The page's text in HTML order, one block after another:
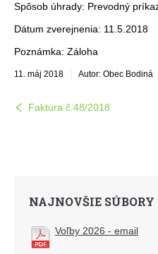
Spôsob úhrady: Prevodný
Dátum zverejnenia: 11.5.2018
Poznámka: Záloha
11. máj 2018 Autor: Obec Bodiná
Faktúra č.48/2018
NAJNOVŠIE SÚBORY
Voľby 2026 - email